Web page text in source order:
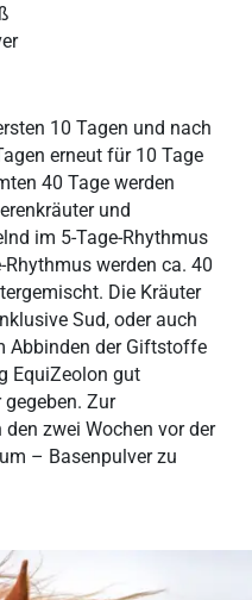
10 Tagen und nach
erneut für 10 Tage
40 Tage werden
und
im 5-Tage-Rhythmus
werden ca. 40
Die Kräuter
Sud, oder auch
Abbinden der Giftstoffe
EquiZeolon gut
Zur
zwei Wochen vor der
– Basenpulver zu